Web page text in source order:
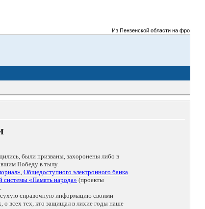
Из Пензенской области на фронты
были призваны, захоронены либо в
Победу в тылу.
, Общедоступного электронного банка
системы «Память народа» (проекты
сухую справочную информацию своими
всех тех, кто защищал в лихие годы наше